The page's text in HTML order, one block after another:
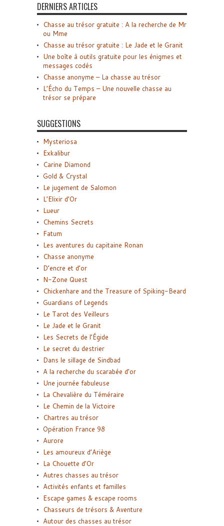
DERNIERS ARTICLES
Chasse au trésor gratuite : A la recherche de Mr
ou Mme
Chasse au trésor gratuite : Le Jade et le Granit
Une boîte à outils gratuite pour les énigmes et
messages codés
Chasse anonyme – La chasse au trésor
L’Écho du Temps – Une nouvelle chasse au
trésor se prépare
SUGGESTIONS
Mysteriosa
Exkalibur
Carine Diamond
Gold & Crystal
Le jugement de Salomon
L’Elixir d’Or
Lueur
Chemins Secrets
Fatum
Les aventures du capitaine Ronan
Chasse anonyme
D’encre et d’or
N-Zone Quest
Chickenhare and the Treasure of Spiking-Beard
Guardians of Legends
Le Tarot des Veilleurs
Le Jade et le Granit
Les Secrets de l’Égide
Le secret du destrier
Dans le sillage de Sindbad
A la recherche du scarabée d’or
Une journée fabuleuse
La Chevalière du Téméraire
Le Chemin de la Victoire
Chartres au trésor
Opération France 98
Aurore
Les amoureux d’Ariège
La Chouette d’Or
Autres chasses au trésor
Activités enfants et familles
Escape games & escape rooms
Chasseurs de trésors & Aventure
Autour des chasses au trésor